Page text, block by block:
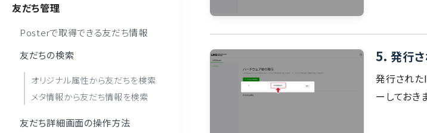
友だち管理
Posterで取得できる友だち情報
友だちの検索
オリジナル属性から友だちを検索
メタ情報から友だち情報を検索
友だち詳細画面の操作方法
5. 発行
発行された
ーしておき